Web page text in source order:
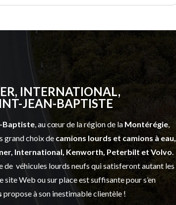
INTERNATIONAL,
JEAN-BAPTISTE
Baptiste, au cœur de la région de la Montérégie,
grand choix de camions lourds et camions à eau,
International, Kenworth, Peterbilt et Volvo.
de véhicules lourds neufsqui satisferont autant les
Web ou sur place est suffisante pour s’en
propose à son inestimable clientèle !